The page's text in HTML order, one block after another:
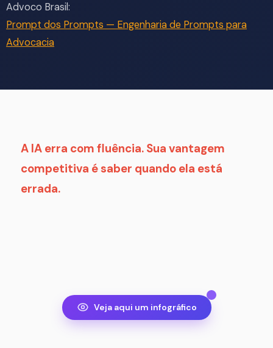
Advoco Brasil:
Prompt dos Prompts — Engenharia de Prompts para
Advocacia
A IA erra com fluência. Sua vantagem
competitiva é saber quando ela está
errada.
Veja aqui um infográfico